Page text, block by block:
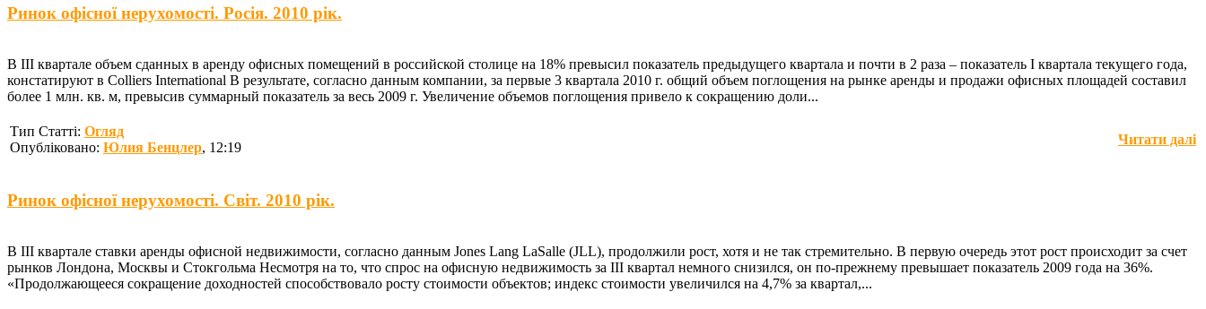
Ринок офісної нерухомості. Росія. 2010 рік.
В III квартале объем сданных в аренду офисных помещений в российской столице на 18% превысил показатель предыдущего квартала и почти в 2 раза – показатель I квартала текущего года,
констатируют в Colliers International В результате, согласно данным компании, за первые 3 квартала 2010 г. общий объем поглощения на рынке аренды и продажи офисных площадей составил
более 1 млн. кв. м, превысив суммарный показатель за весь 2009 г. Увеличение объемов поглощения привело к сокращению доли...
Тип Статті: Огляд
Опубліковано: Юлия Бенцлер, 12:19
Читати далі
Ринок офісної нерухомості. Світ. 2010 рік.
В III квартале ставки аренды офисной недвижимости, согласно данным Jones Lang LaSalle (JLL), продолжили рост, хотя и не так стремительно. В первую очередь этот рост происходит за счет
рынков Лондона, Москвы и Стокгольма Несмотря на то, что спрос на офисную недвижимость за III квартал немного снизился, он по-прежнему превышает показатель 2009 года на 36%.
«Продолжающееся сокращение доходностей способствовало росту стоимости объектов; индекс стоимости увеличился на 4,7% за квартал,...